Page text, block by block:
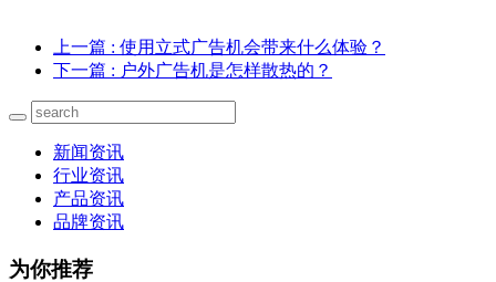
上一篇 : 使用立式广告机会带来什么体验？
下一篇 : 户外广告机是怎样散热的？
新闻资讯
行业资讯
产品资讯
品牌资讯
为你推荐